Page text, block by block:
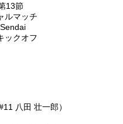
13節
ルマッチ
ックオフ
八田 壮一郎）